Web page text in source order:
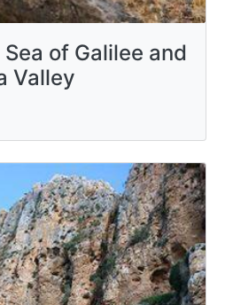
of ​​Galilee and
Valley